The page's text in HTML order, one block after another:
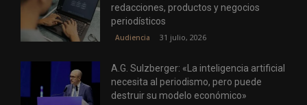
redacciones, productos y negocios
periodísticos
Audiencia 31 julio, 2026
A.G. Sulzberger: «La inteligencia artificial
necesita al periodismo, pero puede
destruir su modelo económico»